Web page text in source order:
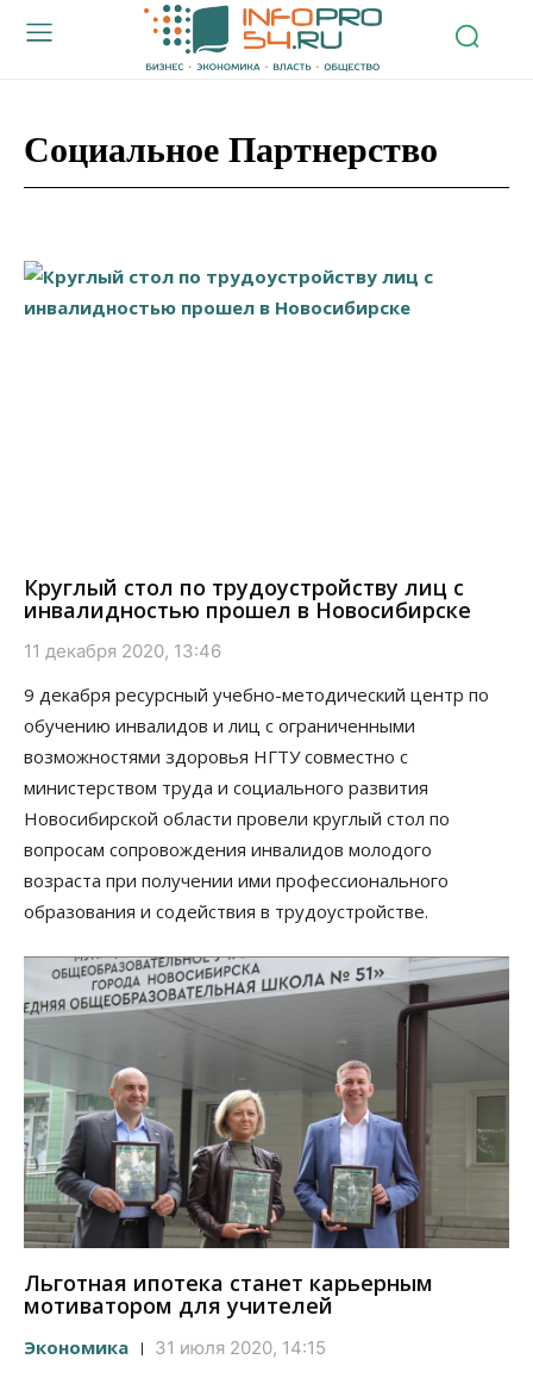
Социальное Партнерство
Круглый стол по трудоустройству лиц с
инвалидностью прошел в Новосибирске
11 декабря 2020, 13:46
9 декабря ресурсный учебно-методический центр по
обучению инвалидов и лиц с ограниченными
возможностями здоровья НГТУ совместно с
министерством труда и социального развития
Новосибирской области провели круглый стол по
вопросам сопровождения инвалидов молодого
возраста при получении ими профессионального
образования и содействия в трудоустройстве.
Льготная ипотека станет карьерным
мотиватором для учителей
Экономика 31 июля 2020, 14:15